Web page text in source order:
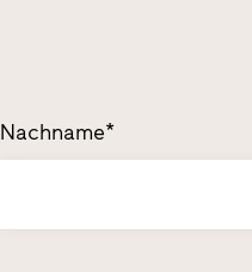
Nachname*